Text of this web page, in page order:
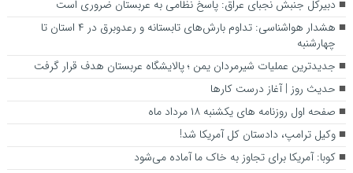
دبیرکل جنبش نجبای عراق: پاسخ نظامی به عربستان ضروری است
هشدار هواشناسی: تداوم بارش‌های تابستانه و رعدوبرق در ۴ استان تا
چهارشنبه
جدیدترین عملیات شیرمردان یمن ؛ پالایشگاه عربستان هدف قرار گرفت
حدیث روز | آغاز درست کارها
صفحه اول روزنامه‌ های یکشنبه ۱۸ مرداد ماه
وکیل ترامپ، دادستان کل آمریکا شد!
کوبا: آمریکا برای تجاوز به خاک ما آماده می‌شود